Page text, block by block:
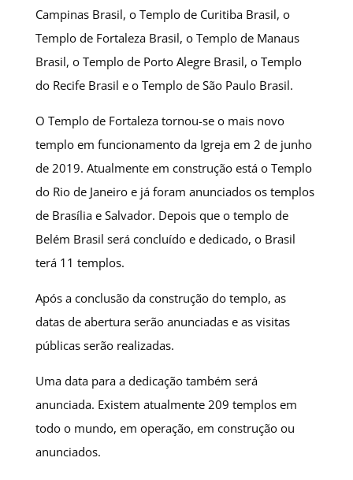
Campinas Brasil, o Templo de Curitiba Brasil, o
Templo de Fortaleza Brasil, o Templo de Manaus
Brasil, o Templo de Porto Alegre Brasil, o Templo
do Recife Brasil e o Templo de São Paulo Brasil.
O Templo de Fortaleza tornou-se o mais novo
templo em funcionamento da Igreja em 2 de junho
de 2019. Atualmente em construção está o Templo
do Rio de Janeiro e já foram anunciados os templos
de Brasília e Salvador. Depois que o templo de
Belém Brasil será concluído e dedicado, o Brasil
terá 11 templos.
Após a conclusão da construção do templo, as
datas de abertura serão anunciadas e as visitas
públicas serão realizadas.
Uma data para a dedicação também será
anunciada. Existem atualmente 209 templos em
todo o mundo, em operação, em construção ou
anunciados.